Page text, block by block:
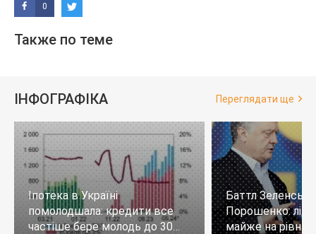
0
Также по теме
ІНФОГРАФІКА Переглядати ще
Іпотека в Україні
помолодшала: кредити все
частіше бере молодь до 30
Баттл
Порошенко:
майже на